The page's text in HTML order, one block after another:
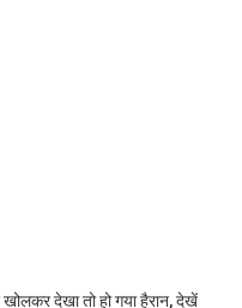
देखा तो हो गया हैरान, देखें